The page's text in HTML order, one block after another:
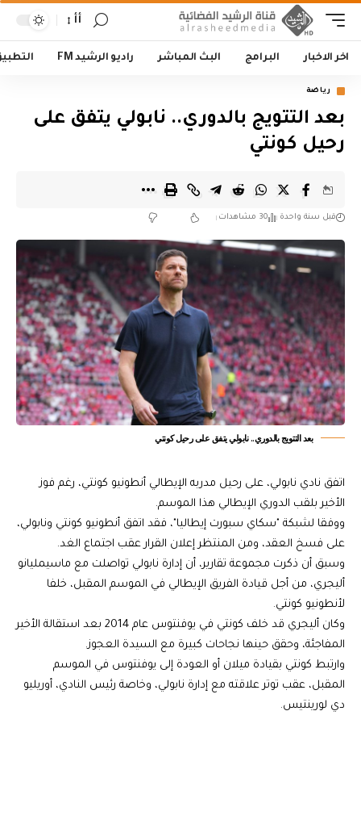
أأ
اخر الاخبار البرامج البث المباشر راديو الرشيد FM
رياضة
بعد التتويج بالدوري.. نابولي يتفق على
رحيل كونتي
قبل سنة واحدة 30 مشاهدات
بعد التتويج بالدوري.. نابولي يتفق على رحيل كونتي
اتفق نادي نابولي، على رحيل مدربه الإيطالي أنطونيو كونتي، رغم فوز
الأخير بلقب الدوري الإيطالي هذا الموسم.
ووفقا لشبكة "سكاي سبورت إيطاليا"، فقد اتفق أنطونيو كونتي ونابولي،
على فسخ العقد، ومن المنتظر إعلان القرار عقب اجتماع الغد.
وسبق أن ذكرت مجموعة تقارير، أن إدارة نابولي تواصلت مع ماسيمليانو
أليجري، من أجل قيادة الفريق الإيطالي في الموسم المقبل، خلفا
لأنطونيو كونتي.
وكان أليجري قد خلف كونتي في يوفنتوس عام 2014 بعد استقالة الأخير
المفاجئة، وحقق حينها نجاحات كبيرة مع السيدة العجوز.
وارتبط كونتي بقيادة ميلان أو العودة إلى يوفنتوس في الموسم
المقبل، عقب توتر علاقته مع إدارة نابولي، وخاصة رئيس النادي، أوريليو
دي لورينتيس.